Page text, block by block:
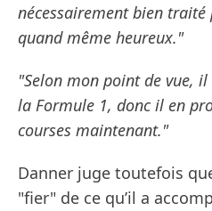
nécessairement bien
quand même heureux."
"Selon mon point de vue,
la Formule 1, donc il en
courses maintenant."
Danner juge toutefois
"fier" de ce qu’il a